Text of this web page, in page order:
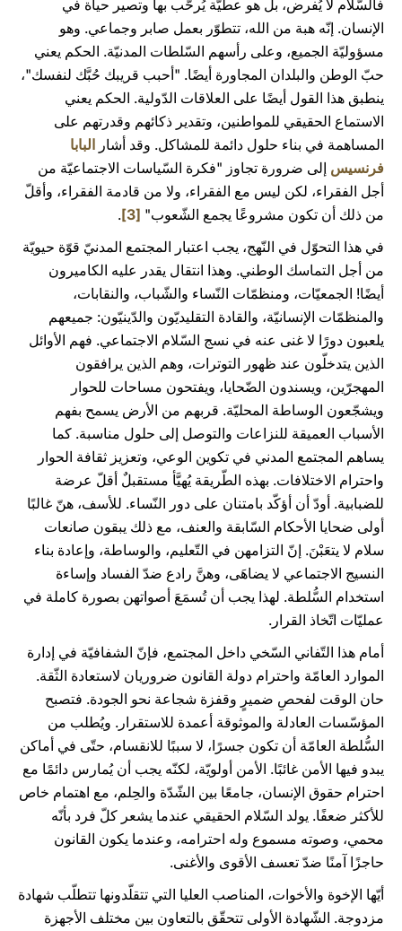
فالسّلام لا يُفرض، بل هو عطيّة يُرحَّب بها وتصير حياة في
الإنسان. إنّه هبة من الله، تتطوّر بعمل صابر وجماعي. وهو
مسؤوليّة الجميع، وعلى رأسهم السّلطات المدنيّة. الحكم يعني
حبّ الوطن والبلدان المجاورة أيضًا. "أحبب قريبك حُبَّك لنفسك"،
ينطبق هذا القول أيضًا على العلاقات الدّولية. الحكم يعني
الاستماع الحقيقي للمواطنين، وتقدير ذكائهم وقدرتهم على
المساهمة في بناء حلول دائمة للمشاكل. وقد أشار البابا
فرنسيس إلى ضرورة تجاوز "فكرة السّياسات الاجتماعيّة من
أجل الفقراء، لكن ليس مع الفقراء، ولا من قادمة الفقراء، وأقلّ
من ذلك أن تكون مشروعًا يجمع الشّعوب" [3]
.
في هذا التحوّل في النّهج، يجب اعتبار المجتمع المدنيّ قوّة حيويّة
من أجل التماسك الوطني. وهذا انتقال يقدر عليه الكاميرون
أيضًا! الجمعيّات، ومنظمّات النّساء والشّباب، والنقابات،
والمنظمّات الإنسانيّة، والقادة التقليديّون والدّينيّون: جميعهم
يلعبون دورًا لا غنى عنه في نسج السّلام الاجتماعي. فهم الأوائل
الذين يتدخلّون عند ظهور التوترات، وهم الذين يرافقون
المهجرّين، ويسندون الضّحايا، ويفتحون مساحات للحوار
ويشجّعون الوساطة المحليّة. قربهم من الأرض يسمح بفهم
الأسباب العميقة للنزاعات والتوصل إلى حلول مناسبة. كما
يساهم المجتمع المدني في تكوين الوعي، وتعزيز ثقافة الحوار
واحترام الاختلافات. بهذه الطّريقة يُهيَّأ مستقبلٌ أقلّ عرضة
للضبابية. أودّ أن أؤكّد بامتنان على دور النّساء. للأسف، هنّ غالبًا
أولى ضحايا الأحكام السّابقة والعنف، مع ذلك يبقون صانعات
سلام لا يتعَبْنَ. إنّ التزامهن في التّعليم، والوساطة، وإعادة بناء
النسيج الاجتماعي لا يضاهَى، وهنَّ رادع ضدّ الفساد وإساءة
استخدام السُّلطة. لهذا يجب أن تُسمَعَ أصواتهن بصورة كاملة في
عمليّات اتّخاذ القرار.
أمام هذا التّفاني السّخي داخل المجتمع، فإنّ الشفافيّة في إدارة
الموارد العامّة واحترام دولة القانون ضروريان لاستعادة الثّقة.
حان الوقت لفحصِ ضميرٍ وقفزة شجاعة نحو الجودة. فتصبح
المؤسّسات العادلة والموثوقة أعمدة للاستقرار. ويُطلب من
السُّلطة العامّة أن تكون جسرًا، لا سببًا للانقسام، حتّى في أماكن
يبدو فيها الأمن غائبًا. الأمن أولويّة، لكنّه يجب أن يُمارس دائمًا مع
احترام حقوق الإنسان، جامعًا بين الشّدّة والحِلم، مع اهتمام خاص
للأكثر ضعفًا. يولد السّلام الحقيقي عندما يشعر كلّ فرد بأنّه
محمي، وصوته مسموع وله احترامه، وعندما يكون القانون
حاجزًا آمنًا ضدّ تعسف الأقوى والأغنى.
أيّها الإخوة والأخوات، المناصب العليا التي تتقلّدونها تتطلّب شهادة
مزدوجة. الشّهادة الأولى تتحقّق بالتعاون بين مختلف الأجهزة